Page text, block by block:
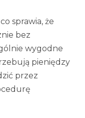
sprawia, że
bez
wygodne
pieniędzy
przez